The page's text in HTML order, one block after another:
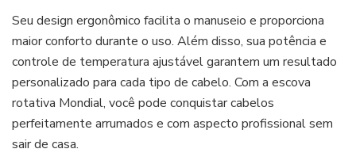
Seu design ergonômico facilita o manuseio e proporciona
maior conforto durante o uso. Além disso, sua potência e
controle de temperatura ajustável garantem um resultado
personalizado para cada tipo de cabelo. Com a escova
rotativa Mondial, você pode conquistar cabelos
perfeitamente arrumados e com aspecto profissional sem
sair de casa.